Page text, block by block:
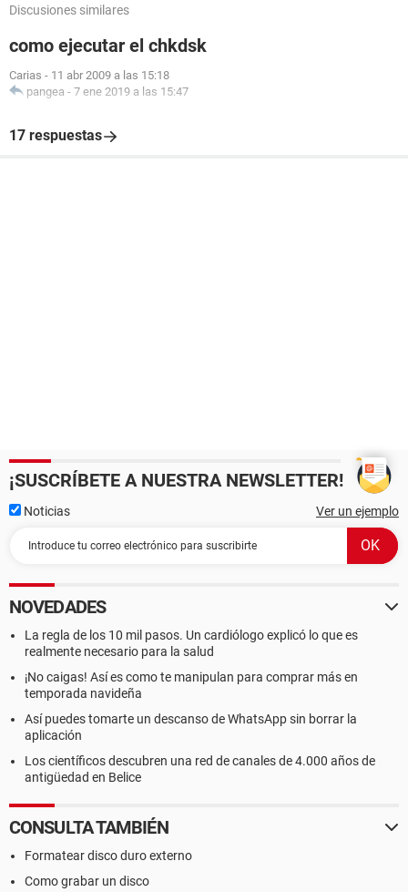
Discusiones similares
como ejecutar el chkdsk
Carias - 11 abr 2009 a las 15:18
pangea - 7 ene 2019 a las 15:47
17 respuestas
¡SUSCRÍBETE A NUESTRA NEWSLETTER!
Noticias Ver un ejemplo
NOVEDADES
La regla de los 10 mil pasos. Un cardiólogo explicó lo que es
realmente necesario para la salud
¡No caigas! Así es como te manipulan para comprar más en
temporada navideña
Así puedes tomarte un descanso de WhatsApp sin borrar la
aplicación
Los científicos descubren una red de canales de 4.000 años de
antigüedad en Belice
CONSULTA TAMBIÉN
Formatear disco duro externo
Como grabar un disco